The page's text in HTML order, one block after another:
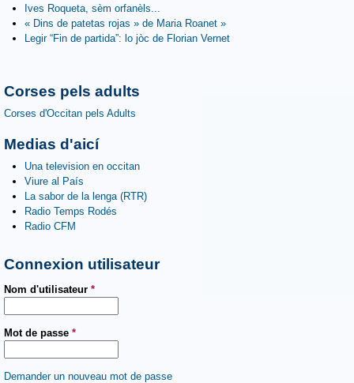
Ives Roqueta, sèm orfanèls...
« Dins de patetas rojas » de Maria Roanet »
Legir “Fin de partida”: lo jòc de Florian Vernet
Corses pels adults
Corses d'Occitan pels Adults
Medias d'aicí
Una television en occitan
Viure al País
La sabor de la lenga (RTR)
Radio Temps Rodés
Radio CFM
Connexion utilisateur
Nom d'utilisateur *
Mot de passe *
Demander un nouveau mot de passe